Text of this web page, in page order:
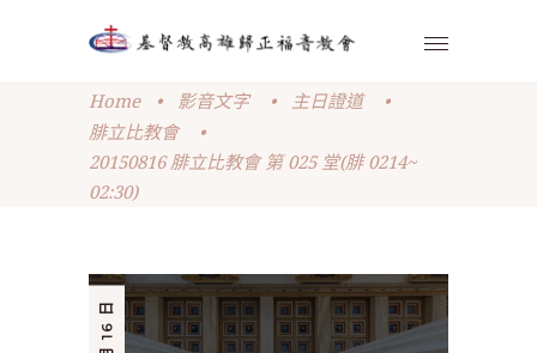
Home • 影音文字 • 主日證道
•
腓立比教會
•
20150816 腓立比教會 第 025 堂(腓 0214~
02:30)